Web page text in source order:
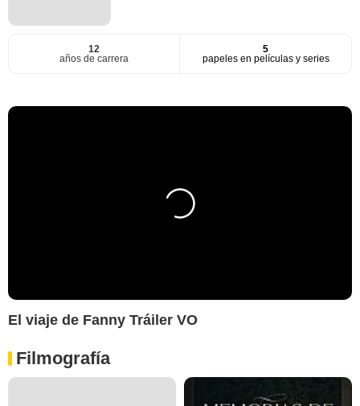
12
años de carrera
5
papeles en películas y series
El viaje de Fanny Tráiler VO
Filmografía